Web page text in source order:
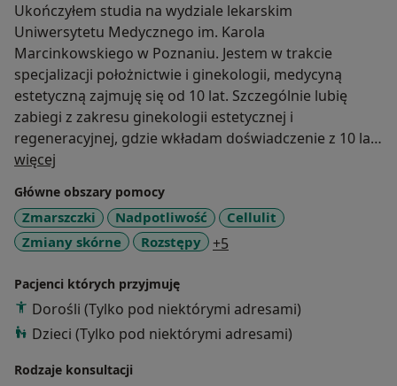
Ukończyłem studia na wydziale lekarskim
Uniwersytetu Medycznego im. Karola
Marcinkowskiego w Poznaniu. Jestem w trakcie
specjalizacji położnictwie i ginekologii, medycyną
estetyczną zajmuję się od 10 lat. Szczególnie lubię
zabiegi z zakresu ginekologii estetycznej i
regeneracyjnej, gdzie wkładam doświadczenie z 10 lat
w medycynie estetycznej. Współwłaściciel Kliniki
Vitalife w Poznaniu.
więcej
Główne obszary pomocy
Zmarszczki Nadpotliwość
Cellulit
Zmiany skórne
Rozstępy +5
Pacjenci których przyjmuję
Dorośli (Tylko pod niektórymi adresami)
Dzieci (Tylko pod niektórymi adresami)
Rodzaje konsultacji